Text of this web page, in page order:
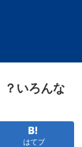
？いろんな
はてブ